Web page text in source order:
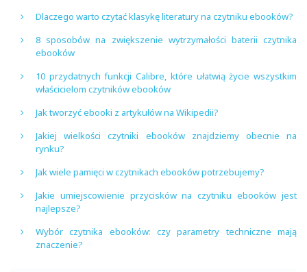
Dlaczego warto czytać klasykę literatury na czytniku ebooków?
8 sposobów na zwiększenie wytrzymałości baterii czytnika
ebooków
10 przydatnych funkcji Calibre, które ułatwią życie wszystkim
właścicielom czytników ebooków
Jak tworzyć ebooki z artykułów na Wikipedii?
Jakiej wielkości czytniki ebooków znajdziemy obecnie na
rynku?
Jak wiele pamięci w czytnikach ebooków potrzebujemy?
Jakie umiejscowienie przycisków na czytniku ebooków jest
najlepsze?
Wybór czytnika ebooków: czy parametry techniczne mają
znaczenie?